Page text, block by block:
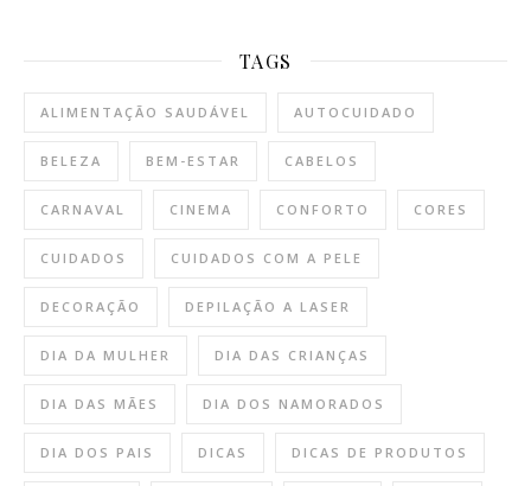
TAGS
ALIMENTAÇÃO SAUDÁVEL AUTOCUIDADO
BELEZA BEM-ESTAR CABELOS
CARNAVAL CINEMA CONFORTO CORES
CUIDADOS CUIDADOS COM A PELE
DECORAÇÃO DEPILAÇÃO A LASER
DIA DA MULHER DIA DAS CRIANÇAS
DIA DAS MÃES DIA DOS NAMORADOS
DIA DOS PAIS DICAS DICAS DE PRODUTOS